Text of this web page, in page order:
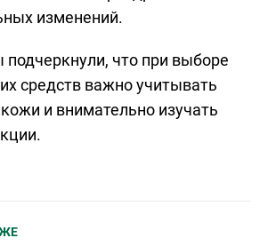
изменений.
что при выборе
средств важно учитывать
и внимательно изучать